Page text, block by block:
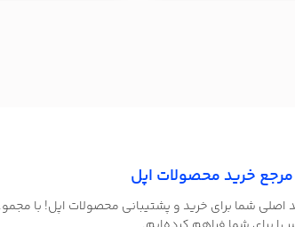
خرید محصولات اپل
شما برای خرید و پشتیبانی محصولات اپل! با